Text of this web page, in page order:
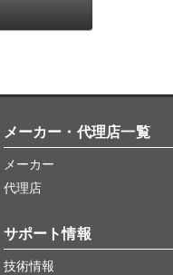
メーカー・代理店一覧
メーカー
代理店
サポート情報
技術情報